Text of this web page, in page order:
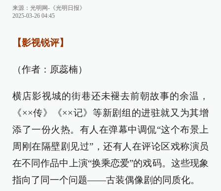
来源： 光明网-《光明日报》
2025-03-26 04:45
【影视锐评】
（作者：原蕊楠）
横店影视城的街巷还未褪去前朝故事的余温，
《××传》《××记》等新剧组的进驻就又为其增
添了一份火热。有人在弹幕中调侃“这个布景上
周刚在隔壁剧见过”，还有人在评论区戏称演员
在不同作品中上演“换乘恋爱”的戏码。这些现象
指向了同一个问题——古装偶像剧的同质化。